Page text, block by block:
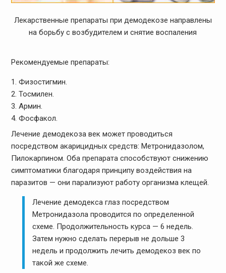
Лекарственные препараты при демодекозе направлены
на борьбу с возбудителем и снятие воспаления
Рекомендуемые препараты:
Физостигмин.
Тосмилен.
Армин.
Фосфакол.
Лечение демодекоза век может проводиться
посредством акарицидных средств: Метронидазолом,
Пилокарпином. Оба препарата способствуют снижению
симптоматики благодаря принципу воздействия на
паразитов — они парализуют работу организма клещей.
Лечение демодекса глаз посредством
Метронидазола проводится по определенной
схеме. Продолжительность курса — 6 недель.
Затем нужно сделать перерыв не дольше 3
недель и продолжить лечить демодекоз век по
такой же схеме.